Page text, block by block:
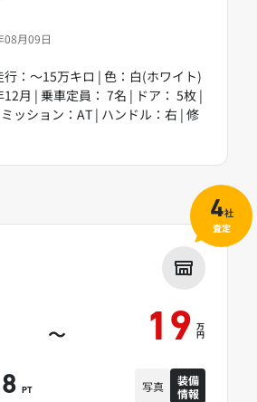
08月09日
：～15万キロ | 色：白(ホワイト)
月 | 乗車定員： 7名 | ドア： 5枚 |
ッション：AT | ハンドル：右 | 修
～ 19 万
円
PT 写真
装備
情報
4社
査定